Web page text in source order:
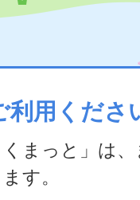
利用くださ
まっと」は
す。